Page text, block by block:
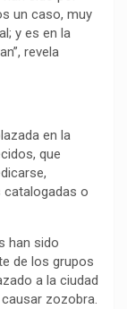
un caso, muy
y es en la
revela
en la
que
catalogadas o
han sido
de los grupos
a la ciudad
zozobra.